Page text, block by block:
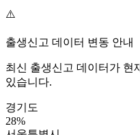
⚠️
출생신고 데이터 변동 안내
최신 출생신고 데이터가 현
있습니다.
경기도
28%